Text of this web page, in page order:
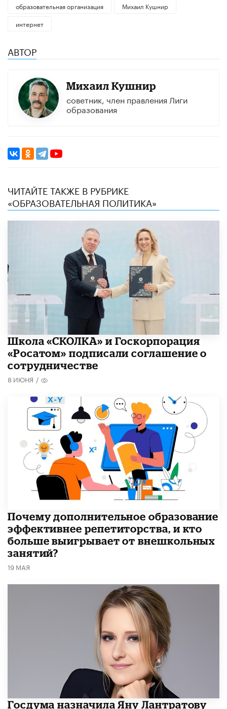
образовательная организация
Михаил Кушнир
интернет
АВТОР
Михаил Кушнир
советник, член правления Лиги
образования
ЧИТАЙТЕ ТАКЖЕ В РУБРИКЕ
«ОБРАЗОВАТЕЛЬНАЯ ПОЛИТИКА»
Школа «СКОЛКА» и Госкорпорация
«Росатом» подписали соглашение о
сотрудничестве
8 ИЮНЯ /
​Почему дополнительное образование
эффективнее репетиторства, и кто
больше выигрывает от внешкольных
занятий?
19 МАЯ
Госдума назначила Яну Лантратову